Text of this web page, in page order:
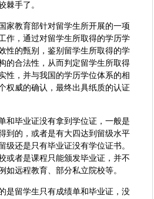
棘手了。
家教育部针对留学生所开展的一项
作，通过对留学生所取得的学历学
性的甄别，鉴别留学生所取得的学
的合法性，从而判定留学生所取得
性，并与我国的学历学位体系的相
权威的确认，最终出具纸质的认证
和毕业证没有拿到学位证，一般是
到的，或者是有大四达到留级水平
级还是只有毕业证没有学位证书。
或者是课程只能颁发毕业证，并不
如远程教育、部分私立院校等。
是留学生只有成绩单和毕业证，没